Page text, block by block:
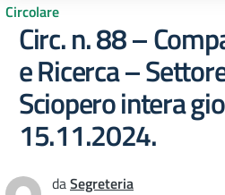
Circolare
Circ. n. 88 –
e Ricerca –
Sciopero intera
15.11.2024.
daSegreteria